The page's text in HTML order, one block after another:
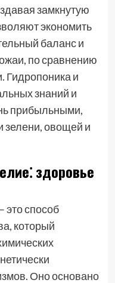
замкнутую
экономить
баланс и
по сравнению
Гидропоника и
знаний и
прибыльными,
овощей и
здоровье
это способ
который
Оно основано